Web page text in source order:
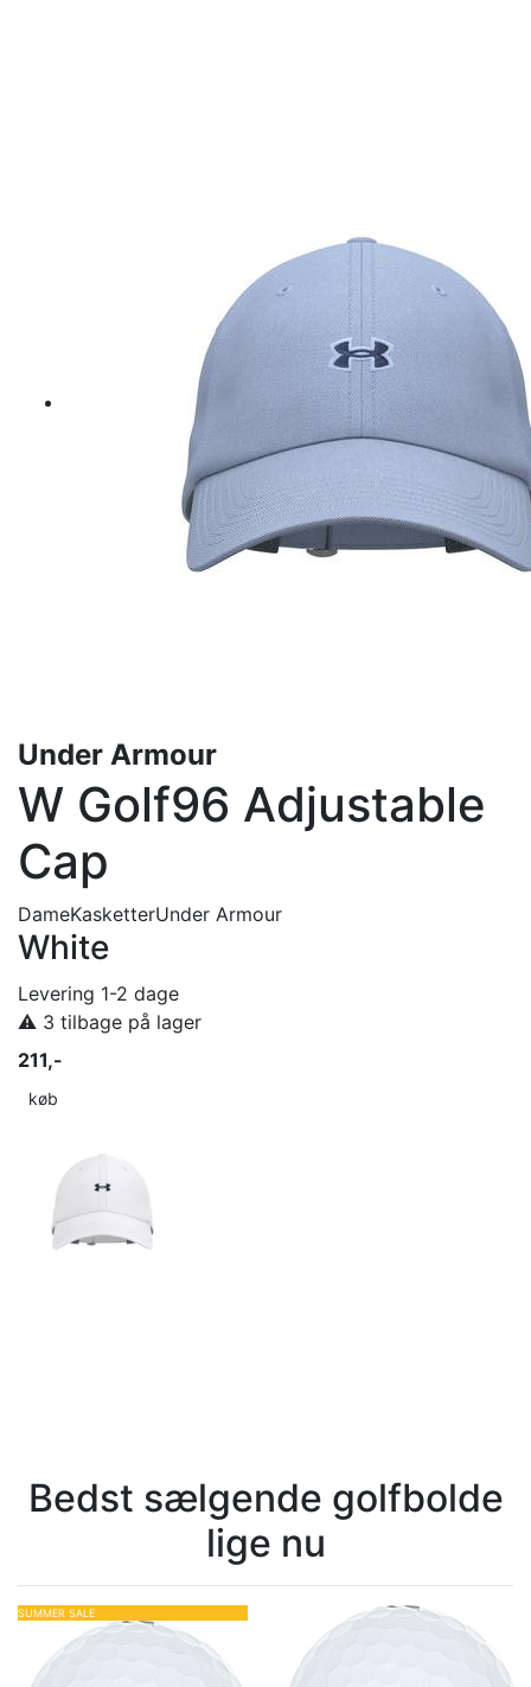
Under Armour
W Golf96 Adjustable
Cap
DameKasketterUnder Armour
White
Levering 1-2 dage
⚠️ 3 tilbage på lager
211,-
køb
Bedst sælgende golfbolde
lige nu
SUMMER SALE